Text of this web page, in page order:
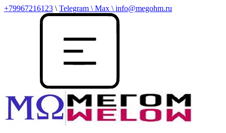
+79967216123 \ Telegram \ Max \ info@megohm.ru